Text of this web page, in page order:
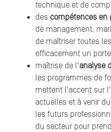
technique et de
des compétences en
de management,
de maîtriser toutes
efficacement un
maîtrise de l'analyse
les programmes de
mettent l'accent sur
actuelles et à venir
les futurs
du secteur pour